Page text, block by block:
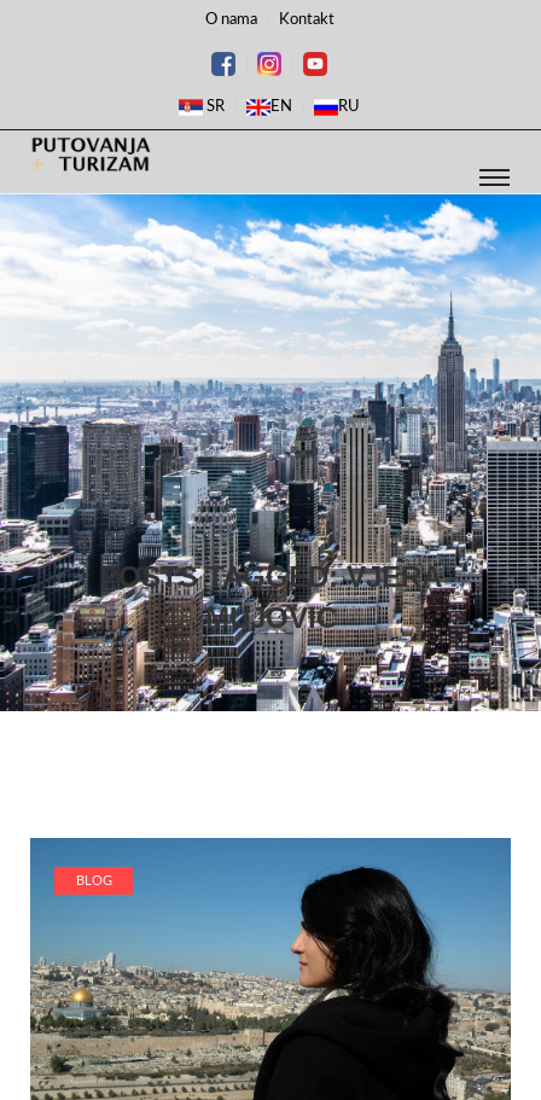
O nama Kontakt
SR EN RU
POSTS TAGGED: VJERA
MUJOVIĆ
BLOG